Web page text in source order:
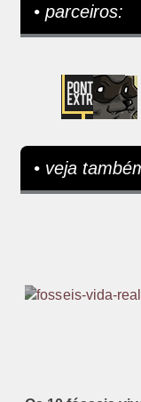
• parceiros:
• veja